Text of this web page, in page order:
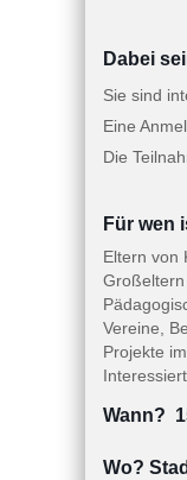
Dabei
Sie sind
Eine
Die
Für wen
Eltern von
Vereine,
Projekte
Wann?
Wo?